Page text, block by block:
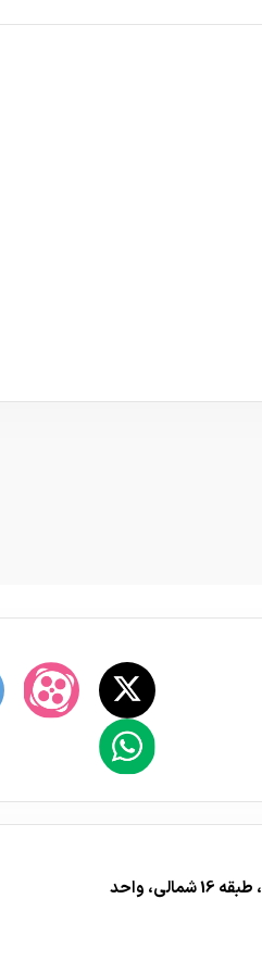
دفتر فروش : تهران - اشرفی اصفهانی - تقاطع مرزداران - برج نگین رضا ، طبقه 16 شمالی، واحد